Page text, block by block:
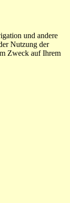
und andere
Nutzung der
Zweck auf Ihrem